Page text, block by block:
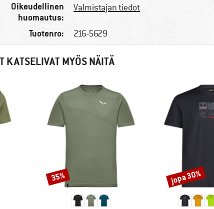
Oikeudellinen
huomautus:
Valmistajan tiedot
Tuotenro: 216-5629
KATSELIVAT MYÖS NÄITÄ
Alennus
35% Alennus
jopa 30%